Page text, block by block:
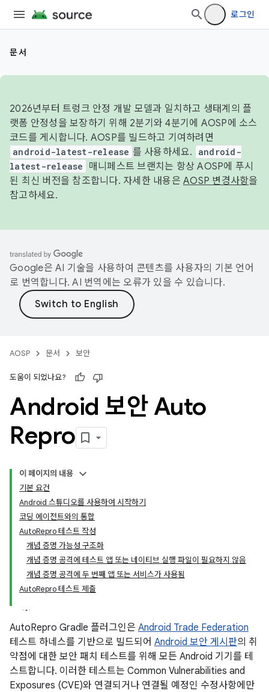
로그인
문서
2026년부터 트렁크 안정 개발 모델과 일치하고 생태계의 플
랫폼 안정성을 보장하기 위해 2분기와 4분기에 AOSP에 소스
코드를 게시합니다. AOSP를 빌드하고 기여하려면
android-latest-release 를 사용하세요.
android-
latest-release
매니페스트 브랜치는 항상 AOSP에 푸시
된 최신 버전을 참조합니다. 자세한 내용은 AOSP 변경사항을
참고하세요.
Google은 AI 기술을 사용하여 콘텐츠를 사용자의 기본 언어
로 번역합니다. AI 번역에는 오류가 있을 수 있습니다.
AOSP 문서 보안
도움이 되었나요?
Android 보안 Auto
Repro
이 페이지의 내용
기본 요건
Android 스튜디오를 사용하여 시작하기
코딩 에이전트와의 통합
AutoRepro 테스트 작성
개념 증명 가능성 구조화
개념 증명 공격에 테스트 앱 또는 네이티브 실행 파일이 필요하지 않음
개념 증명 공격에 두 번째 앱 또는 서비스가 사용됨
AutoRepro 테스트 제출
AutoRepro Gradle 플러그인은 Android Trade Federation
테스트 하네스를 기반으로 빌드되어 Android 보안 게시판의 취
약점에 대한 보안 패치 테스트를 위해 모든 Android 기기를 테
스트합니다. 이러한 테스트는 Common Vulnerabilities and
Exposures (CVE)와 연결되거나 연결될 예정인 수정사항에만